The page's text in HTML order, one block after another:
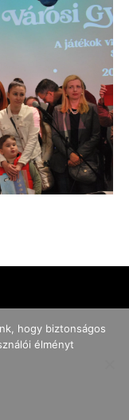
hogy biztonságos
élményt